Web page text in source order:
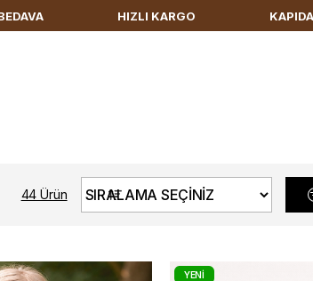
KAPIDA NAKİT YADA KREDİ KARTI
44 Ürün
YENI